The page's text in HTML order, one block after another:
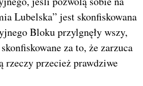
Lubelska” jest skonfiskowana
Bloku przylgnęły wszy,
za to, że zarzuca
rzeczy przecież prawdziwe